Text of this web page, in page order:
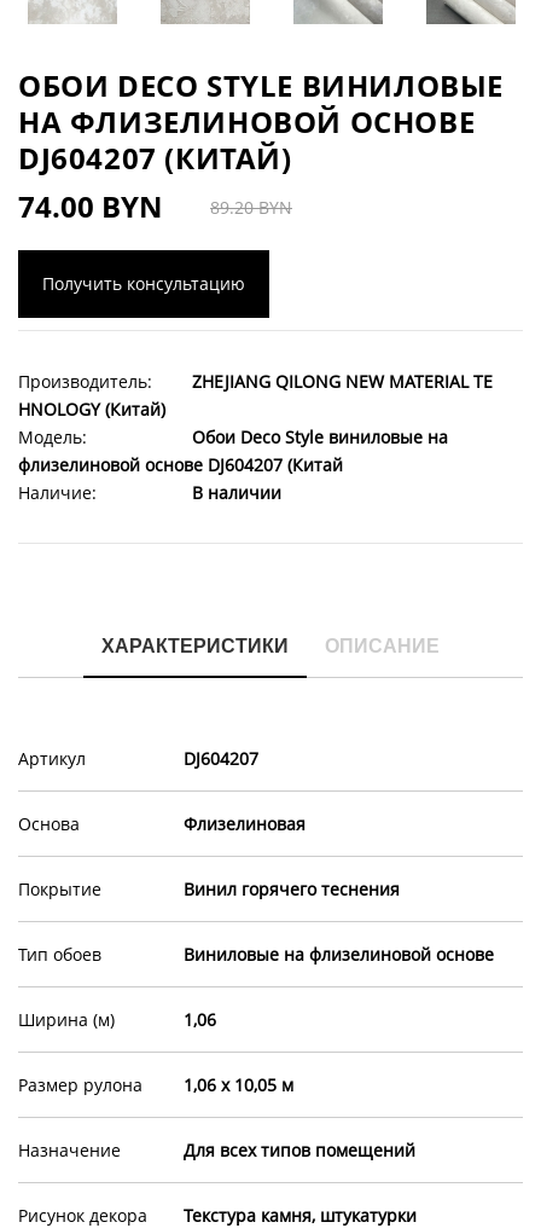
ОБОИ DECO STYLE ВИНИЛОВЫЕ
НА ФЛИЗЕЛИНОВОЙ ОСНОВЕ
DJ604207 (КИТАЙ)
74.00 BYN
89.20 BYN
Получить консультацию
Производитель:
ZHEJIANG QILONG NEW MATERIAL TE
HNOLOGY (Китай)
Модель:
Обои Deco Style виниловые на
флизелиновой основе DJ604207 (Китай
Наличие:
В наличии
ХАРАКТЕРИСТИКИ ОПИСАНИЕ
Артикул DJ604207
Основа Флизелиновая
Покрытие Винил горячего теснения
Тип обоев Виниловые на флизелиновой основе
Ширина (м) 1,06
Размер рулона 1,06 х 10,05 м
Назначение Для всех типов помещений
Рисунок декора Текстура камня, штукатурки